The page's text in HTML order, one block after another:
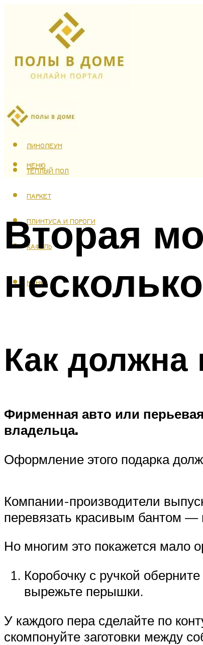
ЛАМИНАТ
ЛИНОЛЕУМ
ТЕПЛЫЙ ПОЛ
ПАРКЕТ
ПЛИНТУСА И ПОРОГИ
КАФЕЛЬ
МЕНЮ
МЕНЮ
Вторая
Как должна
Фирменная авто или
владельца.
Оформление этого подарка
Компании-производители
перевязать красивым бантом —
Но многим это покажется мало
Коробочку с ручкой
вырежьте перышки.
У каждого пера сделайте по
скомпонуйте заготовки между